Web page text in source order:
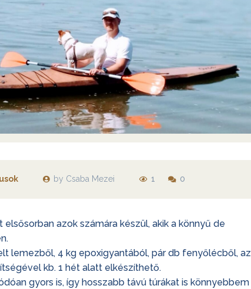
Az első hazai OZGoose
építése
Egy OZ Racer RV építése
Kanadai lécpalánkolt kenu
építése
Egy Melonseed Skiff építése
by Csaba Mezei 1 0
elsősorban azok számára készül, akik a könnyű de
lemezből, 4 kg epoxigyantából, pár db fenyőlécből, az
kb. 1 hét alatt elkészíthető.
gyors is, így hosszabb távú túrákat is könnyebbem